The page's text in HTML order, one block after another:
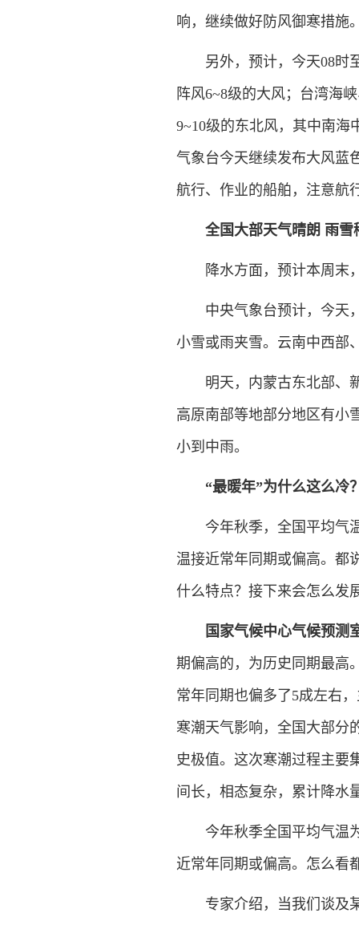
响，继续做好防风御寒措施
另外，预计，今天08时至
阵风6~8级的大风；台湾海
9~10级的东北风，其中南海
气象台今天继续发布大风蓝
航行、作业的船舶，注意航
全国大部天气晴朗 雨雪
降水方面，预计本周末，
中央气象台预计，今天，
小雪或雨夹雪。云南中西部
明天，内蒙古东北部、新
高原南部等地部分地区有小
小到中雨。
“最暖年”为什么这么冷
今年秋季，全国平均气温
温接近常年同期或偏高。都
什么特点？接下来会怎么发
国家气候中心气候预测
期偏高的，为历史同期最高
常年同期也偏多了5成左右
寒潮天气影响，全国大部分
史极值。这次寒潮过程主要
间长，相态复杂，累计降水
今年秋季全国平均气温为
近常年同期或偏高。怎么看
专家介绍，当我们谈及某